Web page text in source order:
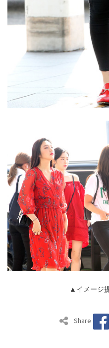
▲イメージ
Share